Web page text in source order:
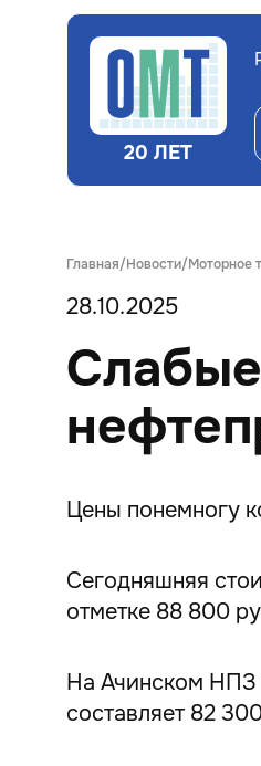
20 ЛЕТ
Главная Новости Моторное
28.10.2025
Цены понемногу
Сегодняшняя
отметке 88 800
На Ачинском НПЗ
составляет 82